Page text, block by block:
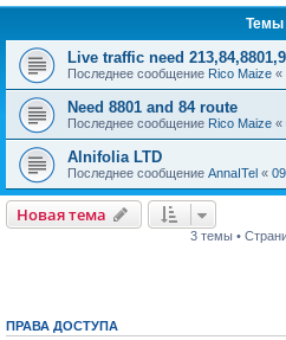
Темы
Live traffic need
Последнее сообщение Rico Maize «
Need 8801 and 84 route
Последнее сообщение Rico Maize «
Alnifolia LTD
Последнее сообщение AnnaITel «
Новая тема
3 темы •
ПРАВА ДОСТУПА